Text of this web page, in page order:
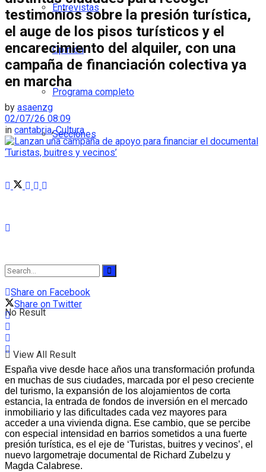
Entrevistas
Opinión
Programa completo
Secciones
No Result
View All Result
testimonios sobre la presión turística,
el auge de los pisos turísticos y el
encarecimiento del alquiler, con una
campaña de financiación colectiva ya
en marcha
by asaenzg
02/07/26 08:09
in cantabria,Cultura
Share on Facebook
Share on Twitter
España vive desde hace años una transformación profunda
en muchas de sus ciudades, marcada por el peso creciente
del turismo, la expansión de los alojamientos de corta
estancia, la entrada de fondos de inversión en el mercado
inmobiliario y las dificultades cada vez mayores para
acceder a una vivienda digna. Ese cambio, que se percibe
con especial intensidad en barrios sometidos a una fuerte
presión turística, es el eje de ‘Turistas, buitres y vecinos’, el
nuevo largometraje documental de Richard Zubelzu y
Magda Calabrese.